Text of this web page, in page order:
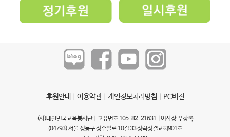
후원안내 이용약관ㅣ 개인정보처리방침 PC버전
(사)대한민국교육봉사단ㅣ고유번호 105-82-21631 | 이사장 우창록
(04793) 서울 성동구 성수일로 10길 33 성락성결교회901호